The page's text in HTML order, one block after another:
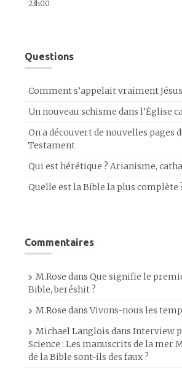
23h00
Questions
Comment s’appelait vraiment
Un nouveau schisme dans l’Église
On a découvert de nouvelles pages
Testament
Qui est hérétique ? Arianisme,
Quelle est la Bible la plus complète
Commentaires
M.Rose dans Que signifie le
Bible, beréshit ?
M.Rose dansVivons-nous les
Michael Langlois dans Interview
Science : Les manuscrits de la mer
de la Bible sont-ils des faux ?